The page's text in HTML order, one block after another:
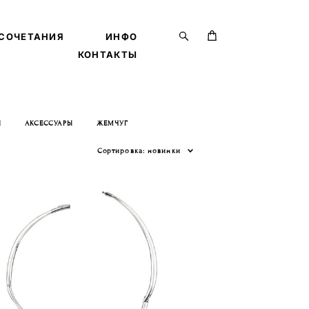
ИНФО
КОНТАКТЫ
ИНФО
КОНТАКТЫ
АКСЕССУАРЫ ЖЕМЧУГ
Сортировка: новинки